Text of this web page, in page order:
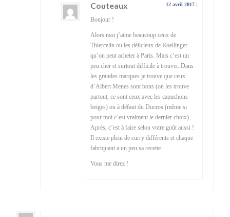
Couteaux 12 avril 2017 |
Bonjour !
Alors moi j’aime beaucoup ceux de
Thiercelin ou les délicieux de Roellinger
qu’on peut acheter à Paris. Mais c’est un
peu cher et surtout difficile à trouver. Dans
les grandes marques je trouve que ceux
d’Albert Menes sont bons (on les trouve
partout, ce sont ceux avec les capuchons
beiges) ou à défaut du Ducros (même si
pour moi c’est vraiment le dernier choix)…
Après, c’est à faire selon votre goût aussi !
Il existe plein de curry différents et chaque
fabriquant a un peu sa recette.
Vous me direz !